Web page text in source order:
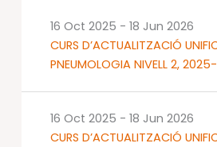
CURS D’ACTUALITZACIÓ
PNEUMOLOGIA NIVELL 2,
16 Oct 2025 - 18 Jun 2026
CURS D’ACTUALITZACIÓ
16 Oct 2025 - 18 Jun 2026